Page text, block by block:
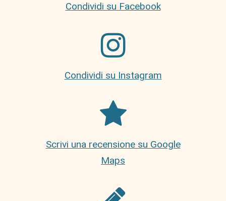
Condividi su Facebook
Condividi su Instagram
Scrivi una recensione su Google
Maps